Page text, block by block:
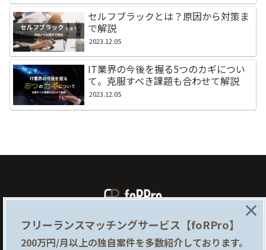
セルフブラックとは？原因から対策ま
で解説
2023.12.05
IT業界の今後を握る5つのカギについ
て。克服すべき課題も合わせて解説
2023.12.05
foRProとは
企業様はこちら
提携サイト
利用規約
フリーランスマッチングサービス【foRPro】
200万円/月以上の独自案件を多数紹介しております。
×